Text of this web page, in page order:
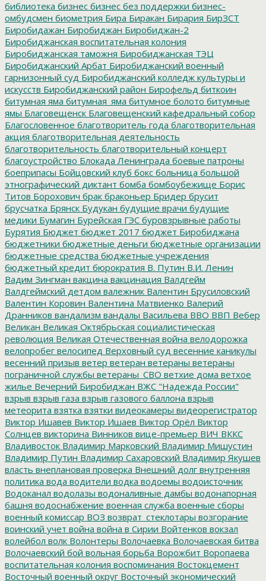
библиотека бизнес бизнес без поддержки бизнес-
омбудсмен биометрия Бира Биракан Бирария БирЗСТ
Биробидажан Биробиджан Биробиджан-2
Биробиджанская воспитательная колония
Биробиджанская таможня Биробиджанская ТЭЦ
Биробиджанский Арбат Биробиджанский военный
гарнизонный суд Биробиджанский колледж культуры и
искусств Биробиджанский район Бирофельд биткоин
битумная яма битумная_яма битумное болото битумные
ямы Благовещенск Благовещенский кафедральный собор
Благословенное благотворитель года благотворительная
акция благотворительная деятельность
благотворительность благотворительный концерт
благоустройство Блокада Ленинграда боевые патроны
боеприпасы Бойцовский клуб бокс больница большой
этнографический диктант бомба бомбоубежище Борис
Титов Борохович брак браконьер Бридер брусит
брусчатка Брянск Будукан будущие врачи будущие
медики Бумагин Бурейская ГЭС буровзрывные работы
Бурятия Бюджет бюджет 2017 бюджет Биробиджана
бюджетники бюджетные деньги бюджетные организации
бюджетные средства бюджетные учреждения
бюджетный кредит бюрократия В. Путин В.И. Ленин
Вадим Зингман вакцина вакцинация Валдгейм
Валдгеймский детдом валежник Валентин Брусиловский
Валентин Коровин Валентина Матвиенко Валерий
Дранников вандализм вандалы Васильева ВВО ВВП Вебер
Великан Великая Октябрьская социалистическая
революция Великая Отечественная война велодорожка
велопробег велосипед Верховный суд весенние каникулы
весенний призыв ветер ветеран ветераны ветераны
пограничной службы ветераны_СВО ветхие дома ветхое
жилье Вечерний Биробиджан ВЖС "Надежда России"
взрыв взрыв газа взрыв газового баллона взрыв
метеорита взятка взятки видеокамеры видеорегистратор
Виктор Ишавев Виктор Ишаев Виктор Орёл Виктор
Солнцев викторина Винников вице-премьер ВИЧ ВККС
Владивосток Владимир Марковский Владимир Мишустин
Владимир Путин Владимир Сахаровский Владимир Якушев
власть внеплановая проверка Внешний долг внутренняя
политика вода водители водка водоемы водоисточник
Водоканал водолазы водоналивные дамбы водонапорная
башня водоснабжение военная служба военные сборы
военный комиссар ВОЗ возврат_стеклотары возгорание
воинский учет война война в Сирии Войтенков вокзал
волейбол волк Волонтеры Волочаевка Волочаевская битва
Волочаевский бой вольная борьба Ворожбит Воропаева
воспитательная колония воспоминания Востокцемент
Восточный военный округ Восточный экономический